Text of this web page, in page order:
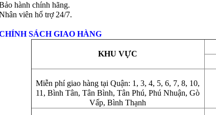
hành chính hãng.
viên hổ trợ 24/7.
SÁCH GIAO HÀNG
KHU VỰC
Miễn phí giao hàng tại Quận: 1, 3, 4, 5, 6, 7, 8, 10,
11, Bình Tân, Tân Bình, Tân Phú, Phú Nhuận, Gò
Vấp, Bình Thạnh